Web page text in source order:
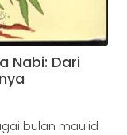
Nabi: Dari
bulan maulid